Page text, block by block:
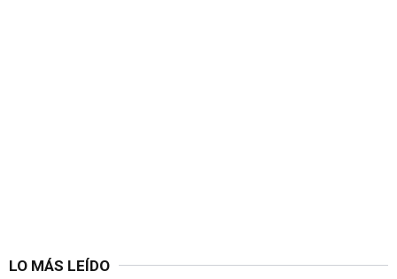
LO MÁS LEÍDO